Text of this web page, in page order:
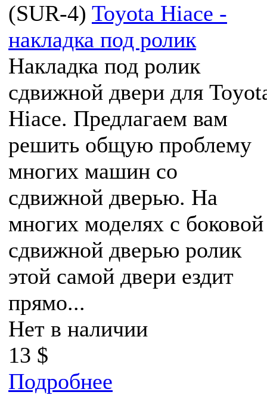
(SUR-4) Toyota Hiace -
накладка под ролик
Накладка под ролик
сдвижной двери для
Hiace. Предлагаем вам
решить общую проблему
многих машин со
сдвижной дверью. На
многих моделях с боковой
сдвижной дверью ролик
этой самой двери ездит
прямо...
Нет в наличии
13 $
Подробнее